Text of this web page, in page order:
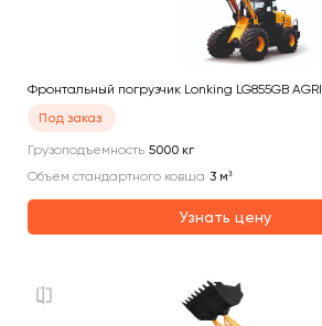
Фронтальный погрузчик Lonking LG855GB AGRI
Под заказ
Грузоподъемность 5000 кг
Объем стандартного ковша 3 м³
Узнать цену